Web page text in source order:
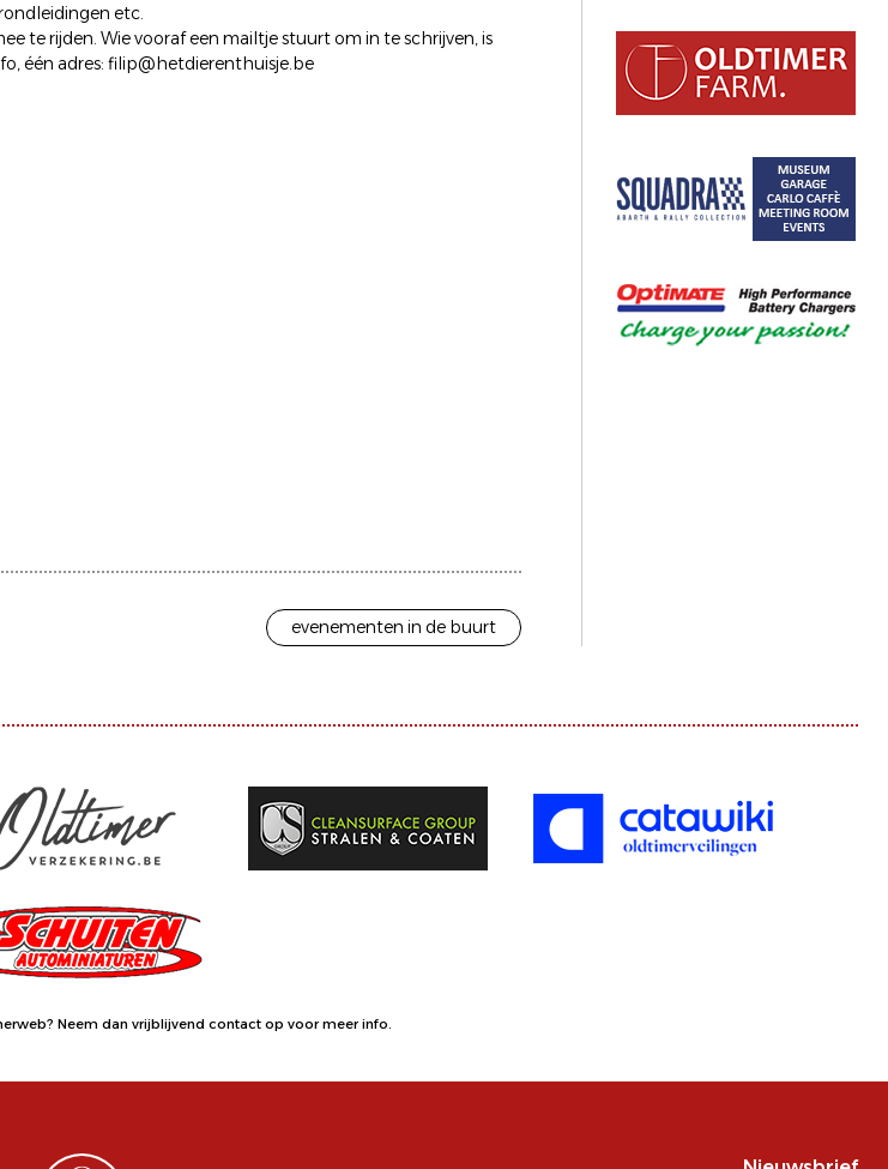
etc.
te rijden. Wie vooraf een mailtje stuurt om in te schrijven, is
één adres: filip@hetdierenthuisje.be
evenementen in de buurt
Neem dan vrijblijvend contact op voor meer info.